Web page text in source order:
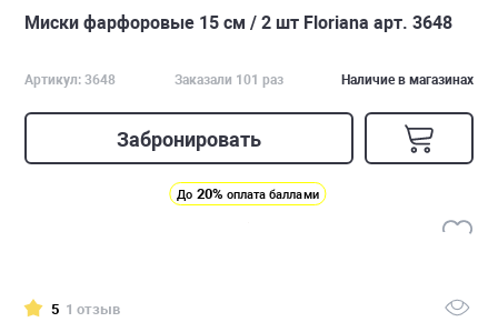
Миски фарфоровые 15 см / 2 шт Floriana арт. 3648
Артикул: 3648 Заказали 101 раз Наличие в магазинах
Забронировать
До 20% оплата баллами
5 1 отзыв